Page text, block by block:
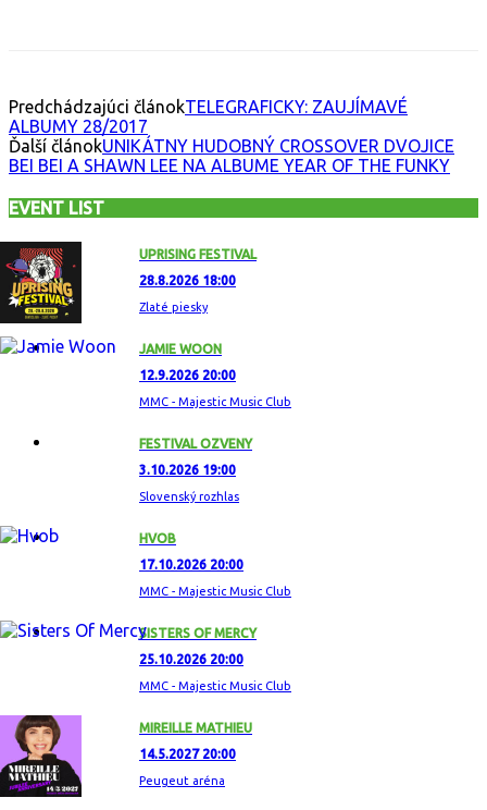
Predchádzajúci článokTELEGRAFICKY: ZAUJÍMAVÉ
ALBUMY 28/2017
Ďalší článokUNIKÁTNY HUDOBNÝ CROSSOVER DVOJICE
BEI BEI A SHAWN LEE NA ALBUME YEAR OF THE FUNKY
EVENT LIST
UPRISING FESTIVAL
28.8.2026 18:00
Zlaté piesky
JAMIE WOON
12.9.2026 20:00
MMC - Majestic Music Club
FESTIVAL OZVENY
3.10.2026 19:00
Slovenský rozhlas
HVOB
17.10.2026 20:00
MMC - Majestic Music Club
SISTERS OF MERCY
25.10.2026 20:00
MMC - Majestic Music Club
MIREILLE MATHIEU
14.5.2027 20:00
Peugeut aréna